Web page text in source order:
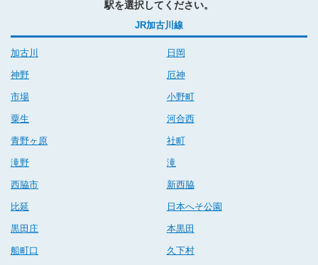
駅を選択してください。
JR加古川線
加古川 日岡
神野 厄神
市場 小野町
粟生 河合西
青野ヶ原 社町
滝野 滝
西脇市 新西脇
比延 日本へそ公園
黒田庄 本黒田
船町口 久下村